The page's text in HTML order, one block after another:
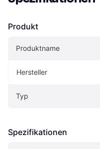
Produkt
Produktname
Hersteller
Typ
Spezifikationen